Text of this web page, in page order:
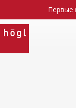
Первые